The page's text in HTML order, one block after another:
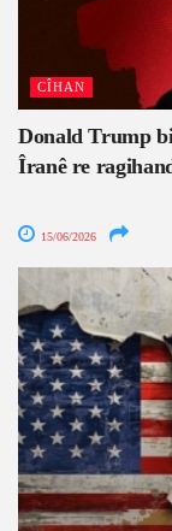
CÎHAN
Donald Trump
Îranê re
15/06/2026